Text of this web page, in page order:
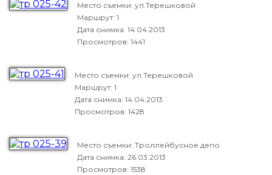
Место съемки: ул.Терешковой
Маршрут: 1
Дата снимка: 14.04.2013
Просмотров: 1441
Место съемки: ул.Терешковой
Маршрут: 1
Дата снимка: 14.04.2013
Просмотров: 1428
Место съемки: Троллейбусное депо
Дата снимка: 26.03.2013
Просмотров: 1538